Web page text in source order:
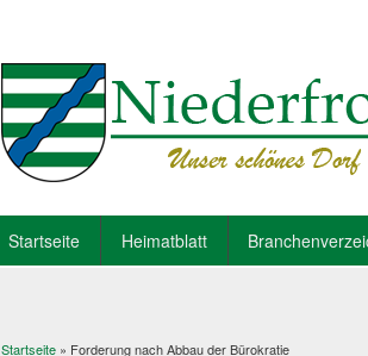
Startseite Heimatblatt
Startseite » Forderung nach Abbau der Bürokratie